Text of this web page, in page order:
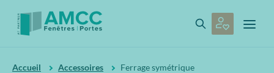
Accueil Accessoires Ferrage symétrique